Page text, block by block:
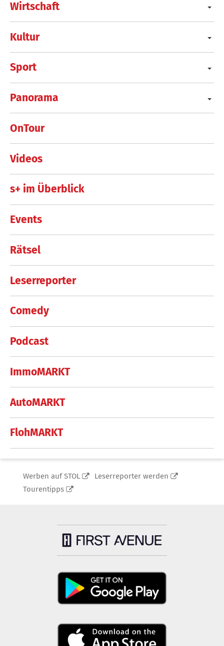
Wirtschaft
Kultur
Sport
Panorama
OnTour
Videos
s+ im Überblick
Events
Rätsel
Leserreporter
Comedy
Podcast
ImmoMARKT
AutoMARKT
FlohMARKT
Werben auf STOL
Leserreporter werden
Tourentipps